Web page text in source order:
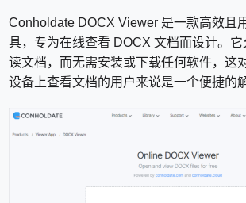
Conholdate DOCX Viewer 是一款高效且
具，专为在线查看 DOCX 文档而设计。它
读文档，而无需安装或下载任何软件，这
设备上查看文档的用户来说是一个便捷的